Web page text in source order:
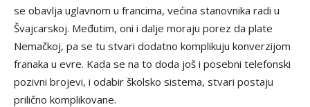
se obavlja uglavnom u francima, većina stanovnika radi u
Švajcarskoj. Međutim, oni i dalje moraju porez da plate
Nemačkoj, pa se tu stvari dodatno komplikuju konverzijom
franaka u evre. Kada se na to doda još i posebni telefonski
pozivni brojevi, i odabir školsko sistema, stvari postaju
prilično komplikovane.